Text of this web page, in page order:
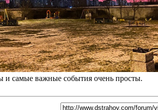
самые важные события очень просты.